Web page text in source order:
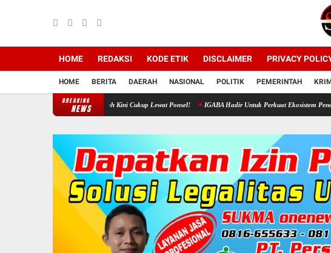
HOME REDAKSI KODE ETIK DISCLAIMER PRIVACY
HOME BERITA DAERAH NASIONAL POLITIK PEMERINTAH
BREAKING
NEWS
Bansos Rumah Ibadah Kini Cukup Lewat Ponsel! IGABA Hadir Untuk Perkuat Ekosistem Pendidikan Anak